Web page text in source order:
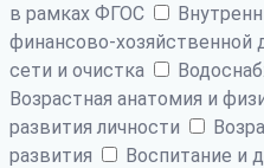
в рамках ФГОС
финансово-хозяйственной
сети и очистка
Возрастная анатомия и
развития личности
развития
Воспитание и